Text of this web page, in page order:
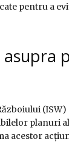
pentru a
asupra
(ISW)
planuri
acestor